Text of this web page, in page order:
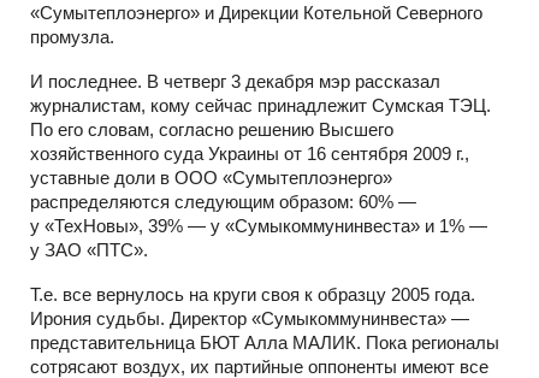
«Сумытеплоэнерго» и Дирекции Котельной Северного
промузла.
И последнее. В четверг 3 декабря мэр рассказал
журналистам, кому сейчас принадлежит Сумская ТЭЦ.
По его словам, согласно решению Высшего
хозяйственного суда Украины от 16 сентября 2009 г.,
уставные доли в ООО «Сумытеплоэнерго»
распределяются следующим образом: 60% —
у «ТехНовы», 39% — у «Сумыкоммунинвеста» и 1% —
у ЗАО «ПТС».
Т.е. все вернулось на круги своя к образцу 2005 года.
Ирония судьбы. Директор «Сумыкоммунинвеста» —
представительница БЮТ Алла МАЛИК. Пока регионалы
сотрясают воздух, их партийные оппоненты имеют все